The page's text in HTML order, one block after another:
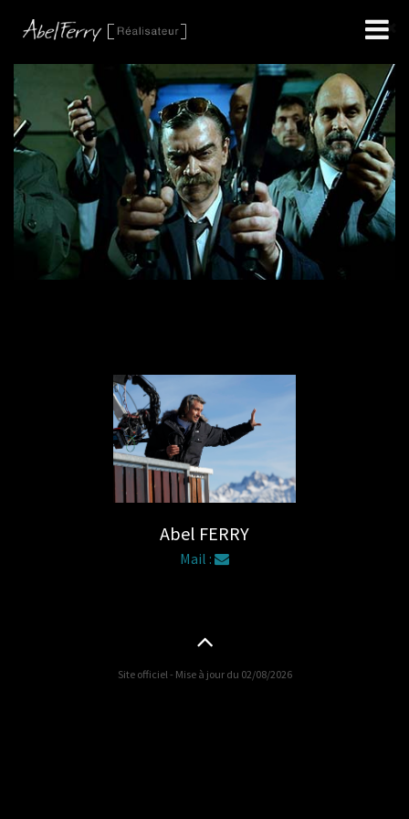
Abel FERRY
Mail :
Site officiel - Mise à jour du 02/08/2026